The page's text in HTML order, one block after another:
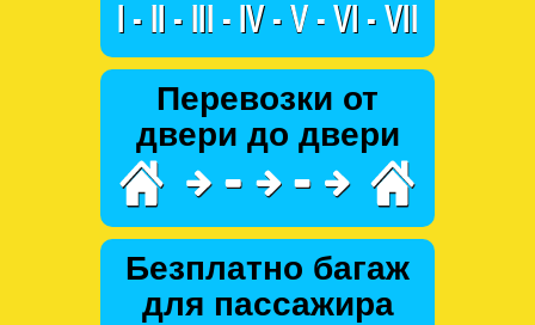
Перевозки от
двери до двери
Безплатно багаж
для пассажира